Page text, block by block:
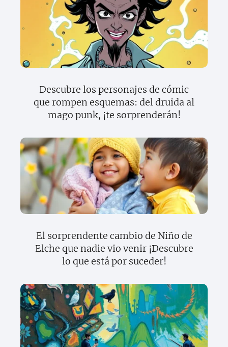
Descubre los personajes de cómic
que rompen esquemas: del druida al
mago punk, ¡te sorprenderán!
El sorprendente cambio de Niño de
Elche que nadie vio venir ¡Descubre
lo que está por suceder!